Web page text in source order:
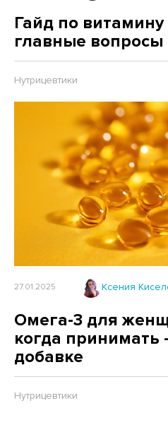
Гайд по витамину
главные вопросы
Нутрицевтики
27.01.2025 Ксения
Омега-3 для
когда принимать
добавке
Нутрицевтики